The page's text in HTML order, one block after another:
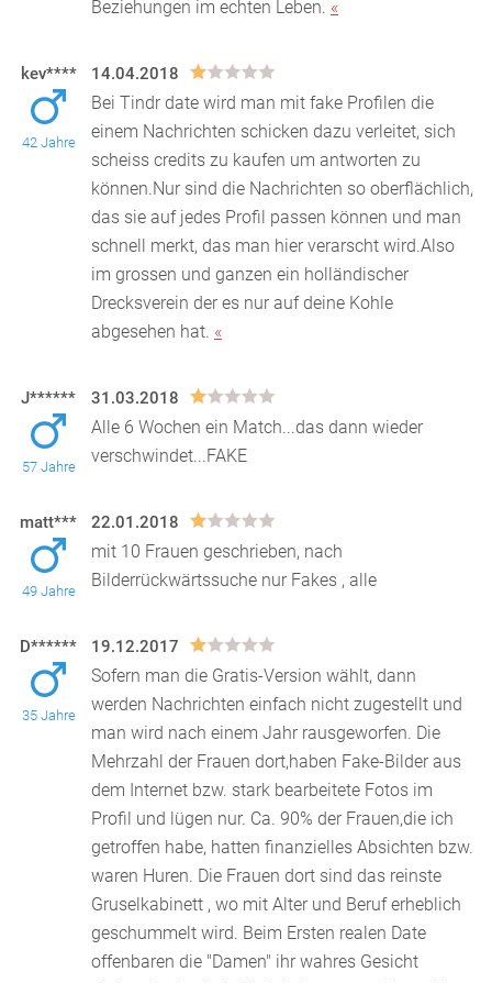
Beziehungen im echten Leben. «
kev****
42 Jahre
14.04.2018
Bei Tindr date wird man mit fake Profilen die
einem Nachrichten schicken dazu verleitet, sich
scheiss credits zu kaufen um antworten zu
können.Nur sind die Nachrichten so oberflächlich,
das sie auf jedes Profil passen können und man
schnell merkt, das man hier verarscht wird.Also
im grossen und ganzen ein holländischer
Drecksverein der es nur auf deine Kohle
abgesehen hat. «
J******
57 Jahre
31.03.2018
Alle 6 Wochen ein Match...das dann wieder
verschwindet...FAKE
matt***
49 Jahre
22.01.2018
mit 10 Frauen geschrieben, nach
Bilderrückwärtssuche nur Fakes , alle
D******
35 Jahre
19.12.2017
Sofern man die Gratis-Version wählt, dann
werden Nachrichten einfach nicht zugestellt und
man wird nach einem Jahr rausgeworfen. Die
Mehrzahl der Frauen dort,haben Fake-Bilder aus
dem Internet bzw. stark bearbeitete Fotos im
Profil und lügen nur. Ca. 90% der Frauen,die ich
getroffen habe, hatten finanzielles Absichten bzw.
waren Huren. Die Frauen dort sind das reinste
Gruselkabinett , wo mit Alter und Beruf erheblich
geschummelt wird. Beim Ersten realen Date
offenbaren die "Damen" ihr wahres Gesicht